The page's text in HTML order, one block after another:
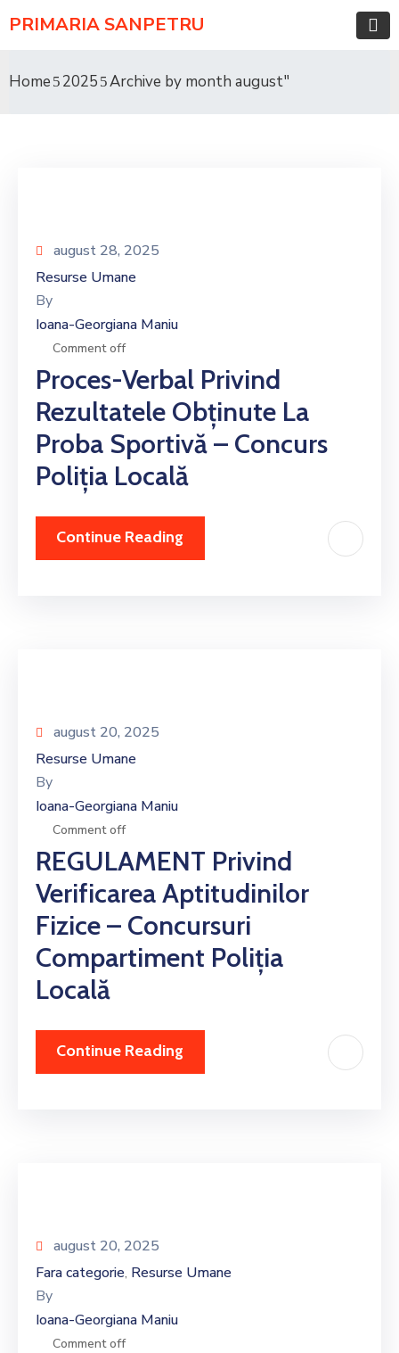
PRIMARIA SANPETRU
Home 2025 Archive by month august"
august 28, 2025
Resurse Umane
By
Ioana-Georgiana Maniu
Comment off
Proces-Verbal Privind
Rezultatele Obținute La
Proba Sportivă – Concurs
Poliția Locală
Continue Reading
august 20, 2025
Resurse Umane
By
Ioana-Georgiana Maniu
Comment off
REGULAMENT Privind
Verificarea Aptitudinilor
Fizice – Concursuri
Compartiment Poliția
Locală
Continue Reading
august 20, 2025
Fara categorie‚ Resurse Umane
By
Ioana-Georgiana Maniu
Comment off